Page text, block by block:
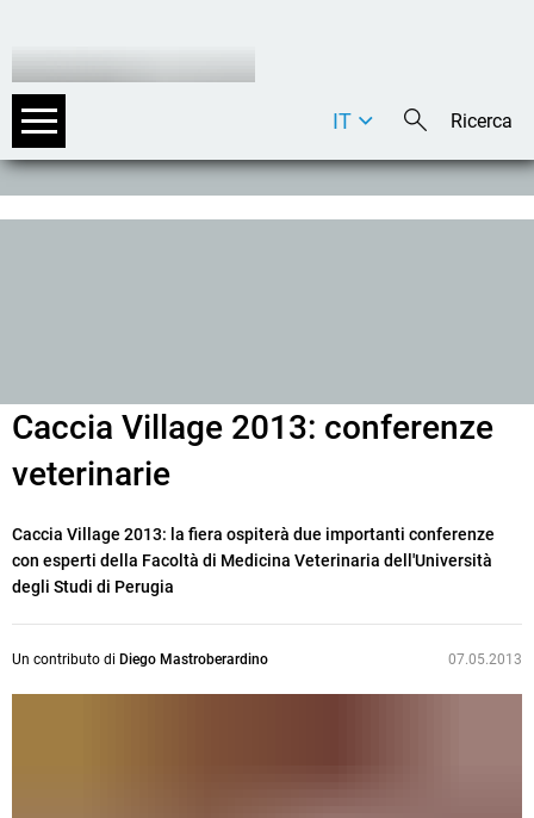
DE
IT
Caccia Village 2013: conferenze
veterinarie
Caccia Village 2013: la fiera ospiterà due importanti conferenze
con esperti della Facoltà di Medicina Veterinaria dell'Università
degli Studi di Perugia
Un contributo di Diego Mastroberardino 07.05.2013